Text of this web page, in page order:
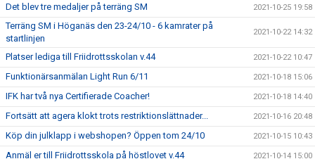
Det blev tre medaljer på terräng SM 2021-10-25 19:58
Terräng SM i Höganäs den 23-24/10 - 6 kamrater på
startlinjen
2021-10-22 14:32
Platser lediga till Friidrottsskolan v.44 2021-10-22 10:47
Funktionärsanmälan Light Run 6/11 2021-10-18 15:06
IFK har två nya Certifierade Coacher! 2021-10-18 14:40
Fortsätt att agera klokt trots restriktionslättnader... 2021-10-16 20:48
Köp din julklapp i webshopen? Öppen tom 24/10 2021-10-15 10:43
Anmäl er till Friidrottsskola på höstlovet v.44 2021-10-14 15:00